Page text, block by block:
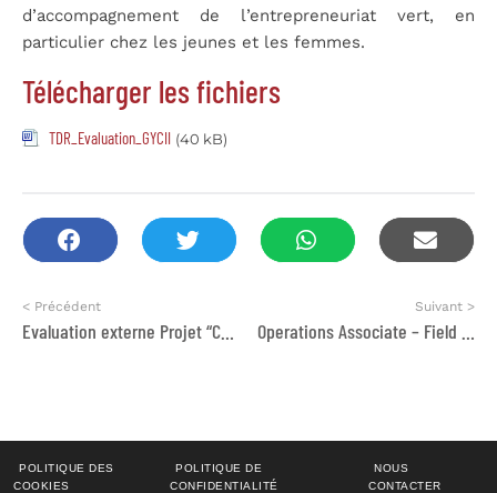
d’accompagnement de l’entrepreneuriat vert, en
particulier chez les jeunes et les femmes.
Télécharger les fichiers
TDR_Evaluation_GYCII (40 kB)
< Précédent Suivant >
POLITIQUE DES
COOKIES
POLITIQUE DE
CONFIDENTIALITÉ
NOUS
CONTACTER